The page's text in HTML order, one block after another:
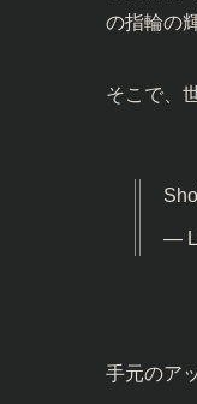
の指輪の
そこで、
—
手元のア